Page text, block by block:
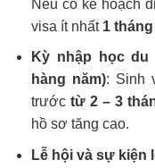
Nếu có kế hoạch
visa ít nhất 1
Kỳ nhập học
hàng năm): Sinh
trướctừ 2 – 3
hồ sơ tăng cao.
Lễ hội và sự kiện